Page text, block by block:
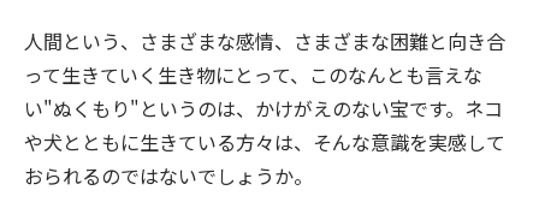
人間という、さまざまな感情、さまざまな困難と向き合
って生きていく生き物にとって、このなんとも言えな
い"ぬくもり"というのは、かけがえのない宝です。ネコ
や犬とともに生きている方々は、そんな意識を実感して
おられるのではないでしょうか。